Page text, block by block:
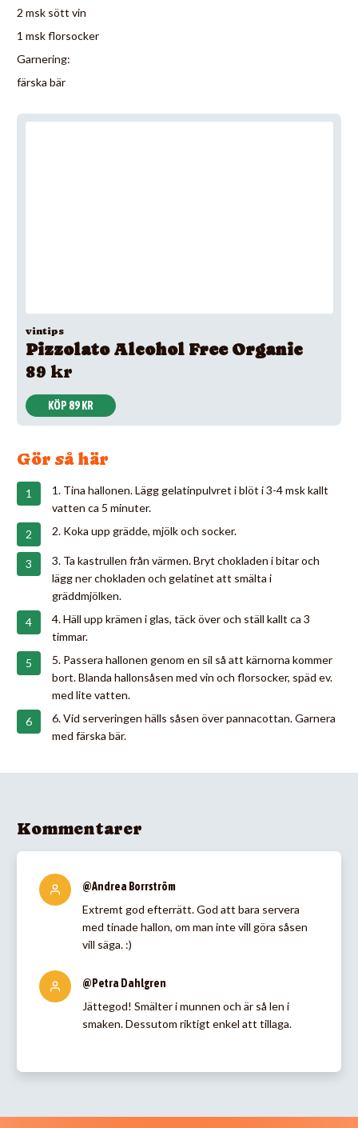
2 msk sött vin
1 msk florsocker
Garnering:
färska bär
vintips
Pizzolato Alcohol Free Organic
89 kr
KÖP 89 KR
Gör så här
1. Tina hallonen. Lägg gelatinpulvret i blöt i 3-4 msk kallt
vatten ca 5 minuter.
2. Koka upp grädde, mjölk och socker.
3. Ta kastrullen från värmen. Bryt chokladen i bitar och
lägg ner chokladen och gelatinet att smälta i
gräddmjölken.
4. Häll upp krämen i glas, täck över och ställ kallt ca 3
timmar.
5. Passera hallonen genom en sil så att kärnorna kommer
bort. Blanda hallonsåsen med vin och florsocker, späd ev.
med lite vatten.
6. Vid serveringen hälls såsen över pannacottan. Garnera
med färska bär.
Kommentarer
@Andrea Borrström
Extremt god efterrätt. God att bara servera
med tinade hallon, om man inte vill göra såsen
vill säga. :)
@Petra Dahlgren
Jättegod! Smälter i munnen och är så len i
smaken. Dessutom riktigt enkel att tillaga.